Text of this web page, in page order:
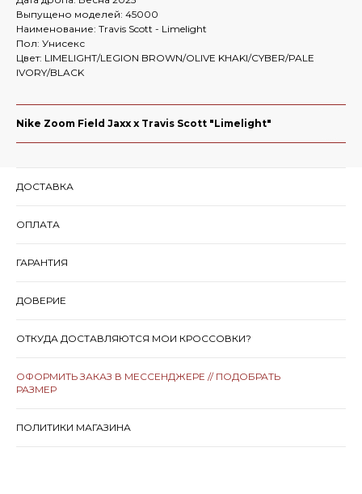
Выпущено моделей: 45000
Наименование: Travis Scott - Limelight
Пол: Унисекс
Цвет: LIMELIGHT/LEGION BROWN/OLIVE KHAKI/CYBER/PALE
IVORY/BLACK
Nike Zoom Field Jaxx x Travis Scott "Limelight"
ДОСТАВКА
ОПЛАТА
ГАРАНТИЯ
ДОВЕРИЕ
ОТКУДА ДОСТАВЛЯЮТСЯ МОИ КРОССОВКИ?
ОФОРМИТЬ ЗАКАЗ В МЕССЕНДЖЕРЕ // ПОДОБРАТЬ
РАЗМЕР
ПОЛИТИКИ МАГАЗИНА